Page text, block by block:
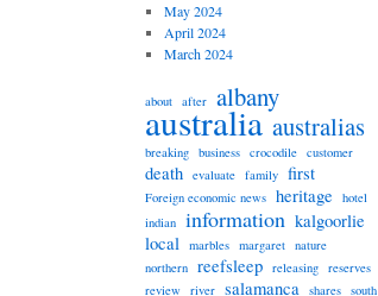
May 2024
April 2024
March 2024
about after albany
australia australias
breaking business crocodile customer
death evaluate family first
Foreign economic news heritage
hotel
indian information kalgoorlie
local marbles margaret nature
northern reefsleep releasing reserves
review river salamanca shares south